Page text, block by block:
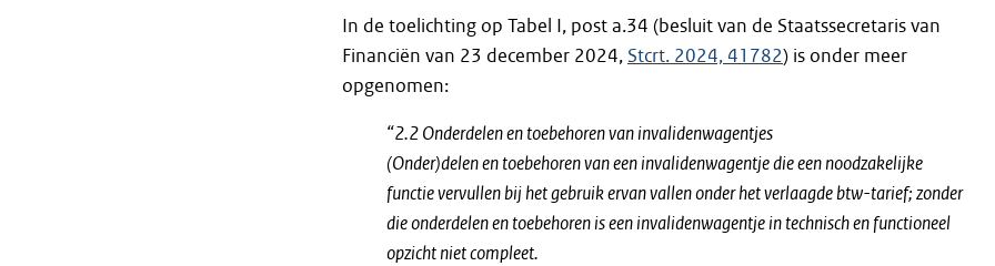
In de toelichting op Tabel I, post a.34 (besluit van de Staatssecretaris van
Financiën van 23 december 2024, Stcrt. 2024, 41782) is onder meer
opgenomen:
“2.2 Onderdelen en toebehoren van invalidenwagentjes
(Onder)delen en toebehoren van een invalidenwagentje die een noodzakelijke
functie vervullen bij het gebruik ervan vallen onder het verlaagde btw-tarief; zonder
die onderdelen en toebehoren is een invalidenwagentje in technisch en functioneel
opzicht niet compleet.